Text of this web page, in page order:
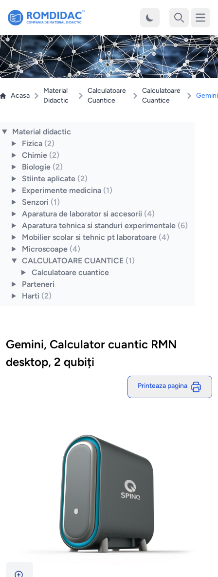
Acasa
Material
Didactic
Calculatoare
Cuantice
Calculatoare
Cuantice
Gemini
Material didactic
Fizica (2)
Chimie (2)
Biologie (2)
Stiinte aplicate (2)
Experimente medicina (1)
Senzori (1)
Aparatura de laborator si accesorii (4)
Aparatura tehnica si standuri experimentale (6)
Mobilier scolar si tehnic pt laboratoare (4)
Microscoape (4)
CALCULATOARE CUANTICE (1)
Calculatoare cuantice
Parteneri
Harti (2)
Gemini, Calculator cuantic RMN
desktop, 2 qubiți
Printeaza pagina